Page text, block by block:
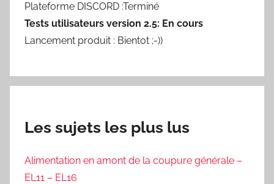
Plateforme DISCORD :Terminé
Tests utilisateurs version 2.5: En cours
Lancement produit : Bientot ;-))
Les sujets les plus lus
Alimentation en amont de la coupure générale –
EL11 – EL16